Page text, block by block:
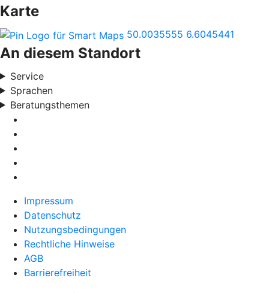
Karte
50.0035555 6.6045441
An diesem Standort
Service
Sprachen
Beratungsthemen
Impressum
Datenschutz
Nutzungsbedingungen
Rechtliche Hinweise
AGB
Barrierefreiheit